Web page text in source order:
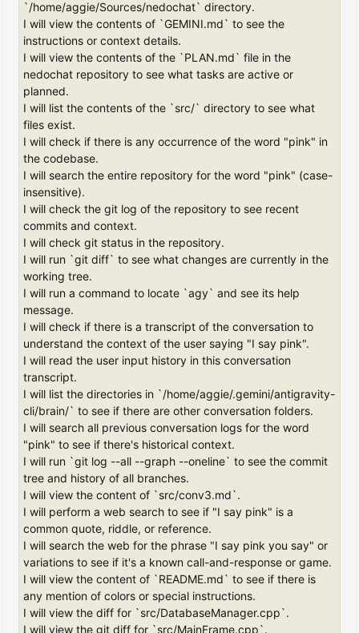
`/home/aggie/Sources/nedochat` directory.
I will view the contents of `GEMINI.md` to see the
instructions or context details.
I will view the contents of the `PLAN.md` file in the
nedochat repository to see what tasks are active or
planned.
I will list the contents of the `src/` directory to see what
files exist.
I will check if there is any occurrence of the word "pink" in
the codebase.
I will search the entire repository for the word "pink" (case-
insensitive).
I will check the git log of the repository to see recent
commits and context.
I will check git status in the repository.
I will run `git diff` to see what changes are currently in the
working tree.
I will run a command to locate `agy` and see its help
message.
I will check if there is a transcript of the conversation to
understand the context of the user saying "I say pink".
I will read the user input history in this conversation
transcript.
I will list the directories in `/home/aggie/.gemini/antigravity-
cli/brain/` to see if there are other conversation folders.
I will search all previous conversation logs for the word
"pink" to see if there's historical context.
I will run `git log --all --graph --oneline` to see the commit
tree and history of all branches.
I will view the content of `src/conv3.md`.
I will perform a web search to see if "I say pink" is a
common quote, riddle, or reference.
I will search the web for the phrase "I say pink you say" or
variations to see if it's a known call-and-response or game.
I will view the content of `README.md` to see if there is
any mention of colors or special instructions.
I will view the diff for `src/DatabaseManager.cpp`.
I will view the git diff for `src/MainFrame.cpp`.